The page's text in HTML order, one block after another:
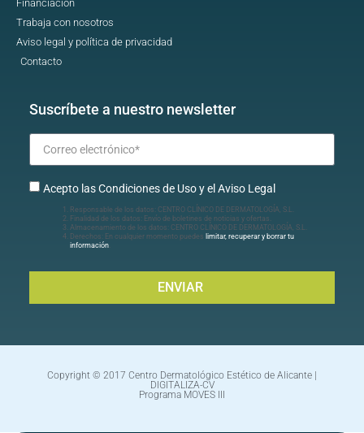
Financiación
Trabaja con nosotros
Aviso legal y política de privacidad
Contacto
Suscríbete a nuestro newsletter
Acepto las Condiciones de Uso y el Aviso Legal
Responsable de los datos: CENTRO CLÍNICO DE DERMATOLOGÍA, S.L.
Finalidad de los datos: Envío de boletines de noticias y ofertas.
Almacenamiento de los datos: CENTRO CLÍNICO DE DERMATOLOGÍA, S.L.
Derechos: En cualquier momento puedes limitar, recuperar y borrar tu
información
ENVIAR
Copyright © 2017 Centro Dermatológico Estético de Alicante |
DIGITALIZA-CV
Programa MOVES III